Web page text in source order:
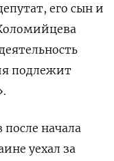
его сын и
подлежит
начала
уехал за